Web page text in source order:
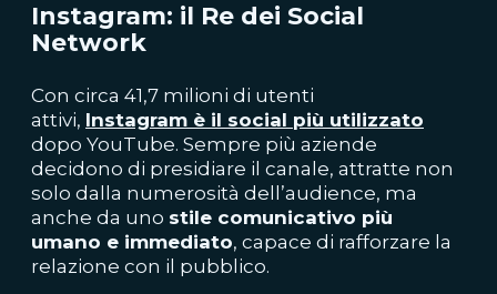
Instagram: il Re dei Social
Network
Con circa 41,7 milioni di utenti
attivi, Instagram è il social più utilizzato
dopo YouTube. Sempre più aziende
decidono di presidiare il canale, attratte non
solo dalla numerosità dell’audience, ma
anche da uno stile comunicativo più
umano e immediato, capace di rafforzare la
relazione con il pubblico.